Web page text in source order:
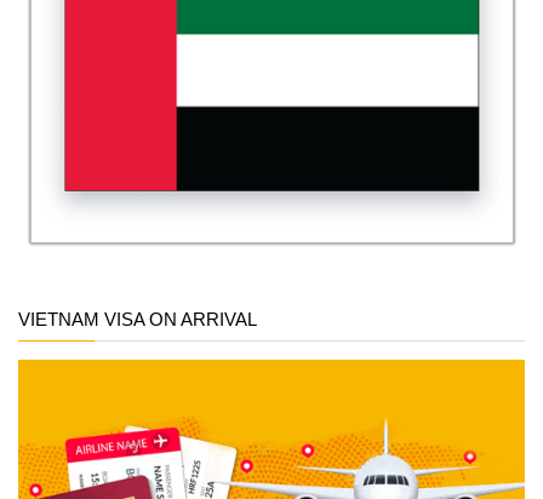
VIETNAM VISA ON ARRIVAL